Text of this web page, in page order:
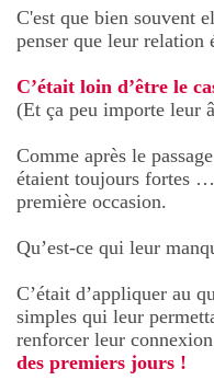
C'est que bien souvent
penser que leur relation
C’était loin d’être le
(Et ça peu importe leur
Comme après le
étaient toujours fortes
première occasion.
Qu’est-ce qui leur
C’était d’appliquer au
simples qui leur
renforcer leur
des premiers jours !